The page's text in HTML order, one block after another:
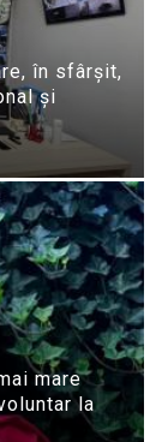
în sfârșit,
și
mare
la